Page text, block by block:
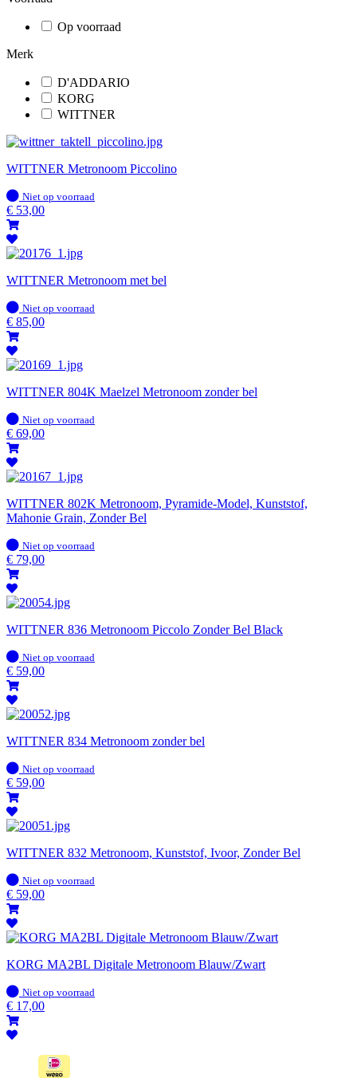
Op voorraad
Merk
D'ADDARIO
KORG
WITTNER
WITTNER Metronoom Piccolino
Op
voorraad
Niet op voorraad
€ 53,00
WITTNER Metronoom met bel
Op
voorraad
Niet op voorraad
€ 85,00
WITTNER 804K Maelzel Metronoom zonder bel
Op
voorraad
Niet op voorraad
€ 69,00
WITTNER 802K Metronoom, Pyramide-Model, Kunststof,
Mahonie Grain, Zonder Bel
Op
voorraad
Niet op voorraad
€ 79,00
WITTNER 836 Metronoom Piccolo Zonder Bel Black
Op
voorraad
Niet op voorraad
€ 59,00
WITTNER 834 Metronoom zonder bel
Op
voorraad
Niet op voorraad
€ 59,00
WITTNER 832 Metronoom, Kunststof, Ivoor, Zonder Bel
Op
voorraad
Niet op voorraad
€ 59,00
KORG MA2BL Digitale Metronoom Blauw/Zwart
Op
voorraad
Niet op voorraad
€ 17,00